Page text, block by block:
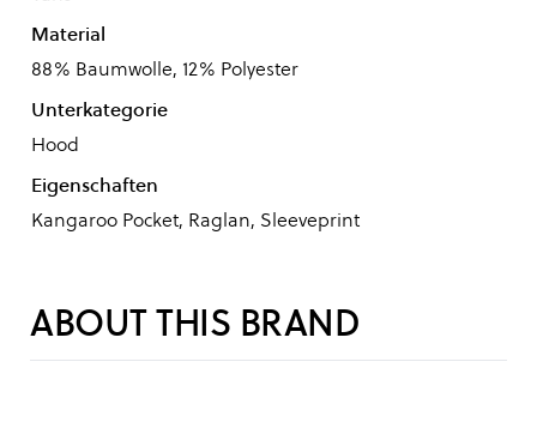
Material
88% Baumwolle, 12% Polyester
Unterkategorie
Hood
Eigenschaften
Kangaroo Pocket, Raglan, Sleeveprint
ABOUT THIS BRAND